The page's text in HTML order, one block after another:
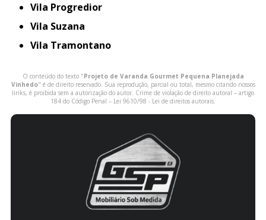
Vila Progredior
Vila Suzana
Vila Tramontano
O conteúdo do texto "Projeto de Varanda Gourmet Pequena Planejada
Vinhedo" é de direito reservado. Sua reprodução, parcial ou total, mesmo citando nossos
links, é proibida sem a autorização do autor. Crime de violação de direito autoral – artigo
184 do Código Penal – Lei 9610/98 - Lei de direitos autorais.